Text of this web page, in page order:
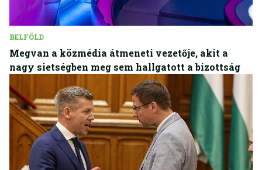
BELFÖLD
Megvan a közmédia átmeneti vezetője, akit a
nagy sietségben meg sem hallgatott a bizottság